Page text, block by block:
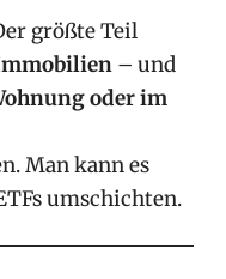
größte Teil
– und
oder im
Man kann es
umschichten.